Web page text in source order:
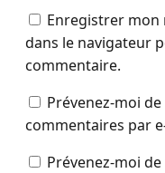
Enregistrer mon
dans le navigateur
commentaire.
Prévenez-moi
commentaires par
Prévenez-moi